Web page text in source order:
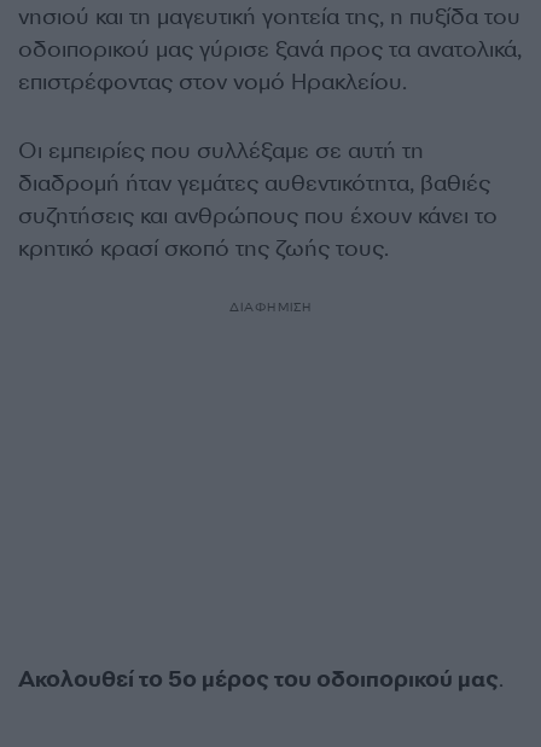
νησιού και τη μαγευτική γοητεία της, η πυξίδα του
οδοιπορικού μας γύρισε ξανά προς τα ανατολικά,
επιστρέφοντας στον νομό Ηρακλείου.
Οι εμπειρίες που συλλέξαμε σε αυτή τη
διαδρομή ήταν γεμάτες αυθεντικότητα, βαθιές
συζητήσεις και ανθρώπους που έχουν κάνει το
κρητικό κρασί σκοπό της ζωής τους.
ΔΙΑΦΗΜΙΣΗ
Ακολουθεί το 5ο μέρος του οδοιπορικού μας.